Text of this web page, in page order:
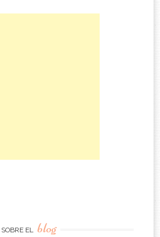
SOBRE EL blog